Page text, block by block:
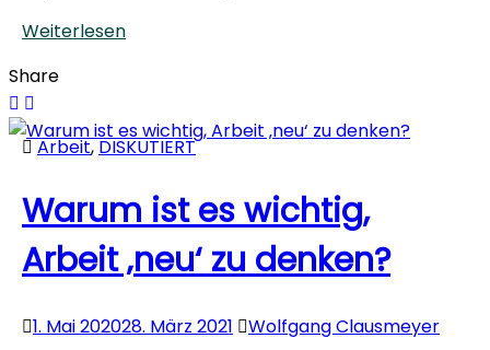
Weiterlesen
Share
Arbeit,DISKUTIERT
Warum ist es wichtig,
Arbeit ‚neu‘ zu denken?
1. Mai 202028. März 2021
Wolfgang Clausmeyer